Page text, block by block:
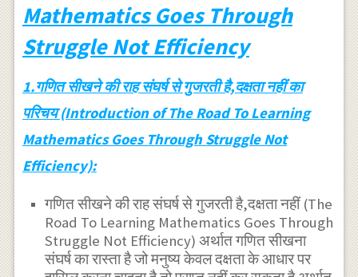
Mathematics Goes Through
Struggle Not Efficiency
1.गणित सीखने की राह संघर्ष से गुजरती है,दक्षता नहीं का
परिचय (Introduction of The Road To Learning
Mathematics Goes Through Struggle Not
Efficiency):
गणित सीखने की राह संघर्ष से गुजरती है,दक्षता नहीं (The
Road To Learning Mathematics Goes Through
Struggle Not Efficiency) अर्थात गणित सीखना
संघर्ष का रास्ता है जो मनुष्य केवल दक्षता के आधार पर